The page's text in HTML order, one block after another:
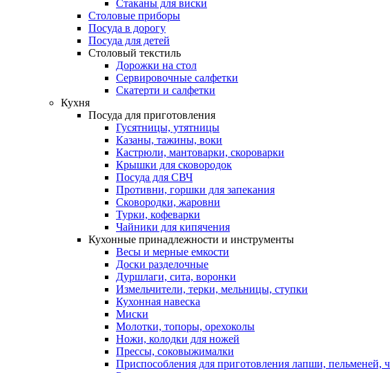
Стаканы для виски
Столовые приборы
Посуда в дорогу
Посуда для детей
Столовый текстиль
Дорожки на стол
Сервировочные салфетки
Скатерти и салфетки
Кухня
Посуда для приготовления
Гусятницы, утятницы
Казаны, тажины, воки
Кастрюли, мантоварки, скороварки
Крышки для сковородок
Посуда для СВЧ
Противни, горшки для запекания
Сковородки, жаровни
Турки, кофеварки
Чайники для кипячения
Кухонные принадлежности и инструменты
Весы и мерные емкости
Доски разделочные
Дуршлаги, сита, воронки
Измельчители, терки, мельницы, ступки
Кухонная навеска
Миски
Молотки, топоры, орехоколы
Ножи, колодки для ножей
Прессы, соковыжималки
Приспособления для приготовления лапши, пельменей,